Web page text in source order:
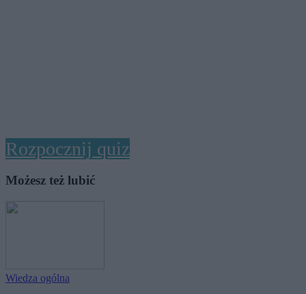
Rozpocznij quiz
Możesz też lubić
Wiedza ogólna